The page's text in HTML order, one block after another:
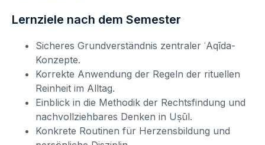
Lernziele nach dem Semester
Sicheres Grundverständnis zentraler ʿAqīda-
Konzepte.
Korrekte Anwendung der Regeln der rituellen
Reinheit im Alltag.
Einblick in die Methodik der Rechtsfindung und
nachvollziehbares Denken in Uṣūl.
Konkrete Routinen für Herzensbildung und